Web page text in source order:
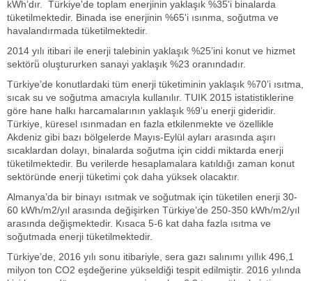
kWh’dır. Türkiye'de toplam enerjinin yaklaşık %35'i binalarda
tüketilmektedir. Binada ise enerjinin %65'i ısınma, soğutma ve
havalandırmada tüketilmektedir.
2014 yılı itibari ile enerji talebinin yaklaşık %25’ini konut ve hizmet
sektörü̈ oluştururken sanayi yaklaşık %23 oranındadır.
Türkiye’de konutlardaki tüm enerji tüketiminin yaklaşık %70’i ısıtma,
sıcak su ve soğutma amacıyla kullanılır. TUIK 2015 istatistiklerine
göre hane halkı harcamalarının yaklaşık %9’u enerji gideridir.
Türkiye, küresel ısınmadan en fazla etkilenmekte ve özellikle
Akdeniz gibi bazı bölgelerde Mayıs-Eylül ayları arasında aşırı
sıcaklardan dolayı, binalarda soğutma için ciddi miktarda enerji
tüketilmektedir. Bu verilerde hesaplamalara katıldığı zaman konut
sektöründe enerji tüketimi çok daha yüksek olacaktır.
Almanya’da bir binayı ısıtmak ve soğutmak için tüketilen enerji 30-
60 kWh/m2/yıl arasında değişirken Türkiye’de 250-350 kWh/m2/yıl
arasında değişmektedir. Kısaca 5-6 kat daha fazla ısıtma ve
soğutmada enerji tüketilmektedir.
Türkiye’de, 2016 yılı sonu itibariyle, sera gazı salınımı yıllık 496,1
milyon ton CO2 eşdeğerine yükseldiği tespit edilmiştir. 2016 yılında